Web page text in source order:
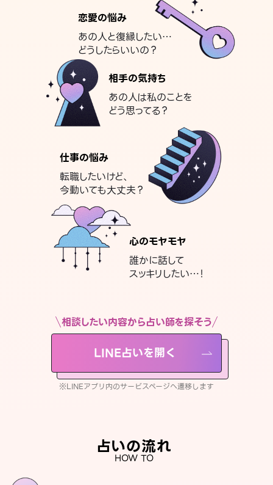
恋愛の悩み
あの人と復縁したい…
どうしたらいいの？
相手の気持ち
あの人は私のことを
どう思ってる？
仕事の悩み
転職したいけど、
今動いても大丈夫？
心のモヤモヤ
誰かに話して
スッキリしたい…！
相談したい内容から占い師を探そう
LINE占いを開く
※LINEアプリ内のサービスページへ遷移します
占いの流れ
HOW TO